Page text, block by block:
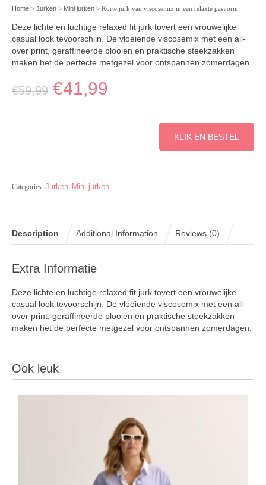
Home > Jurken > Mini jurken > Korte jurk van viscosemix in een relaxte pasvorm
Deze lichte en luchtige relaxed fit jurk tovert een vrouwelijke
casual look tevoorschijn. De vloeiende viscosemix met een all-
over print, geraffineerde plooien en praktische steekzakken
maken het de perfecte metgezel voor ontspannen zomerdagen.
€59,99 €41,99
KLIK EN BESTEL
Categories: Jurken, Mini jurken.
Description Additional Information Reviews (0)
Extra Informatie
Deze lichte en luchtige relaxed fit jurk tovert een vrouwelijke
casual look tevoorschijn. De vloeiende viscosemix met een all-
over print, geraffineerde plooien en praktische steekzakken
maken het de perfecte metgezel voor ontspannen zomerdagen.
Ook leuk